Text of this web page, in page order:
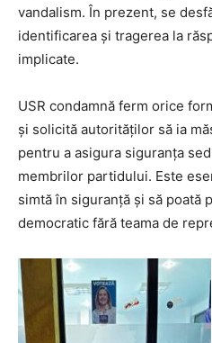
vandalism. În prezent, se
identificarea și tragerea la
implicate.
USR condamnă ferm orice
și solicită autorităților să ia
pentru a asigura siguranța
membrilor partidului. Este
simtă în siguranță și să poată
democratic fără teama de